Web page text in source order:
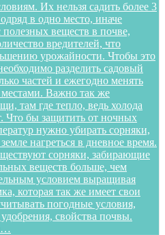
Их нельзя садить более 3
в одно место, иначе
полезных веществ в почве,
вредителей, что
урожайности. Чтобы это
разделить садовый
частей и ежегодно менять
местами. Важно так же
там где тепло, ведь холода
Что бы защитить от ночных
нужно убирать сорняки,
нагреться в дневное время.
сорняки, забирающие
веществ больше, чем
условием выращивая
которая так же имеет свои
погодные условия,
свойства почвы.